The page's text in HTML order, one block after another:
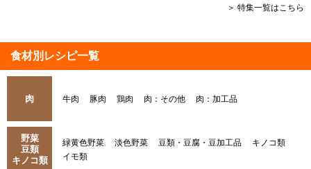
＞ 特集一覧はこちら
食材別レシピ一覧
肉 牛肉 豚肉 鶏肉 肉：その他 肉：加工品
野菜
豆類
キノコ類
緑黄色野菜 淡色野菜 豆類・豆腐・豆加工品
キノコ類
イモ類